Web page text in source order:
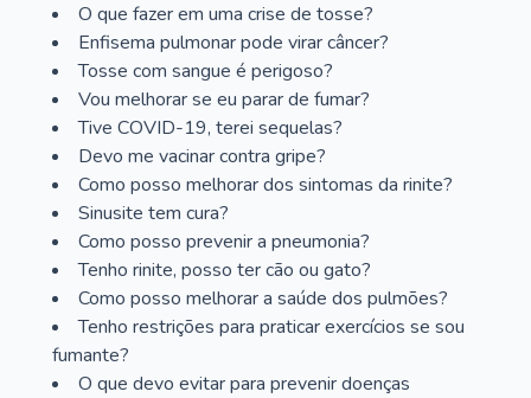
O que fazer em uma crise de tosse?
Enfisema pulmonar pode virar câncer?
Tosse com sangue é perigoso?
Vou melhorar se eu parar de fumar?
Tive COVID-19, terei sequelas?
Devo me vacinar contra gripe?
Como posso melhorar dos sintomas da rinite?
Sinusite tem cura?
Como posso prevenir a pneumonia?
Tenho rinite, posso ter cão ou gato?
Como posso melhorar a saúde dos pulmões?
Tenho restrições para praticar exercícios se sou
fumante?
O que devo evitar para prevenir doenças